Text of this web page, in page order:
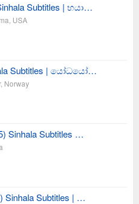
Subtitles | භයා…
USA
Subtitles | යෝධයෝ…
, Norway
Sinhala Subtitles …
Sinhala Subtitles | …